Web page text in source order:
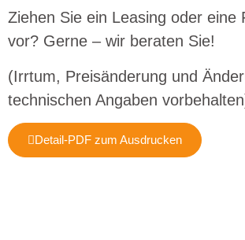
Ziehen Sie ein Leasing oder eine
vor? Gerne – wir beraten Sie!
(Irrtum, Preisänderung und
technischen Angaben
Detail-PDF zum Ausdrucken